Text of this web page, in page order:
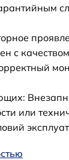
с
или